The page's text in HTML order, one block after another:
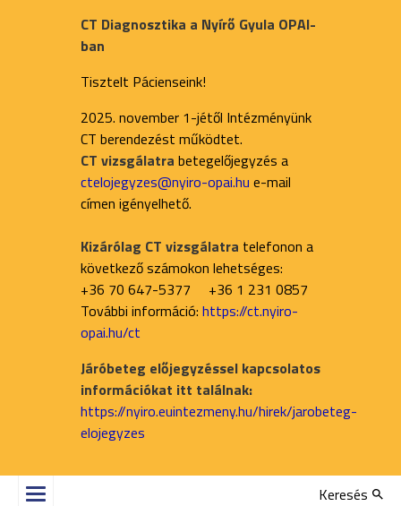
CT Diagnosztika a Nyírő Gyula OPAI-
ban
Tisztelt Pácienseink!
2025. november 1-jétől Intézményünk
CT berendezést működtet.
CT vizsgálatra betegelőjegyzés a
ctelojegyzes@nyiro-opai.hu e-mail
címen igényelhető.
Kizárólag CT vizsgálatra telefonon a
következő számokon lehetséges:
+36 70 647-5377 +36 1 231 0857
További információ: https://ct.nyiro-
opai.hu/ct
Járóbeteg előjegyzéssel kapcsolatos
információkat itt találnak:
https://nyiro.euintezmeny.hu/hirek/jarobeteg-
elojegyzes
Keresés